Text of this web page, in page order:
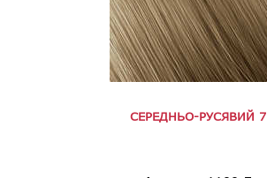
СЕРЕДНЬО-РУСЯВИЙ 7